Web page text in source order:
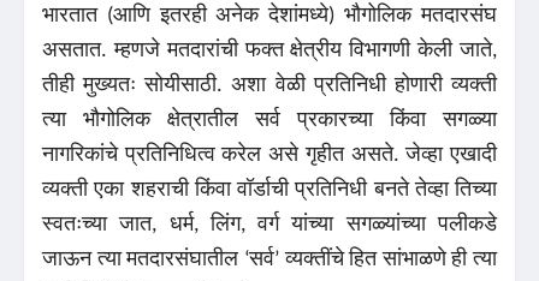
भारतात (आणि इतरही अनेक देशांमध्ये) भौगोलिक मतदारसंघ
असतात. म्हणजे मतदारांची फक्त क्षेत्रीय विभागणी केली जाते,
तीही मुख्यतः सोयीसाठी. अशा वेळी प्रतिनिधी होणारी व्यक्ती
त्या भौगोलिक क्षेत्रातील सर्व प्रकारच्या किंवा सगळ्या
नागरिकांचे प्रतिनिधित्व करेल असे गृहीत असते. जेव्हा एखादी
व्यक्ती एका शहराची किंवा वॉर्डाची प्रतिनिधी बनते तेव्हा तिच्या
स्वतःच्या जात, धर्म, लिंग, वर्ग यांच्या सगळ्यांच्या पलीकडे
जाऊन त्या मतदारसंघातील ‘सर्व’ व्यक्तींचे हित सांभाळणे ही त्या